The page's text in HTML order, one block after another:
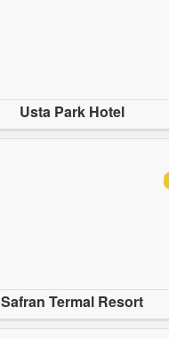
Usta Park Hotel
Safran Termal Resort